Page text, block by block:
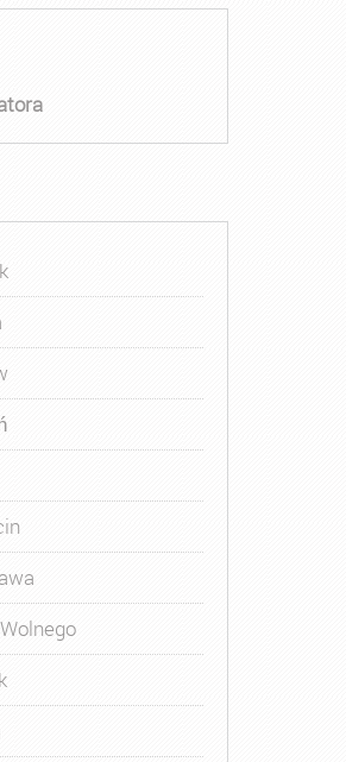
Animatora Katowice